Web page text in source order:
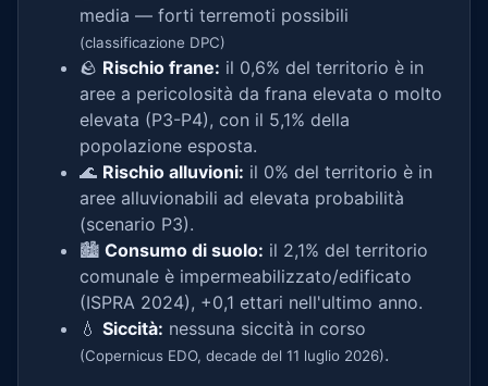
media — forti terremoti possibili
(classificazione DPC)
🪨 Rischio frane: il 0,6% del territorio è in
aree a pericolosità da frana elevata o molto
elevata (P3-P4), con il 5,1% della
popolazione esposta.
🌊 Rischio alluvioni: il 0% del territorio è in
aree alluvionabili ad elevata probabilità
(scenario P3).
🏙️ Consumo di suolo: il 2,1% del territorio
comunale è impermeabilizzato/edificato
(ISPRA 2024), +0,1 ettari nell'ultimo anno.
💧 Siccità: nessuna siccità in corso
(Copernicus EDO, decade del 11 luglio 2026).